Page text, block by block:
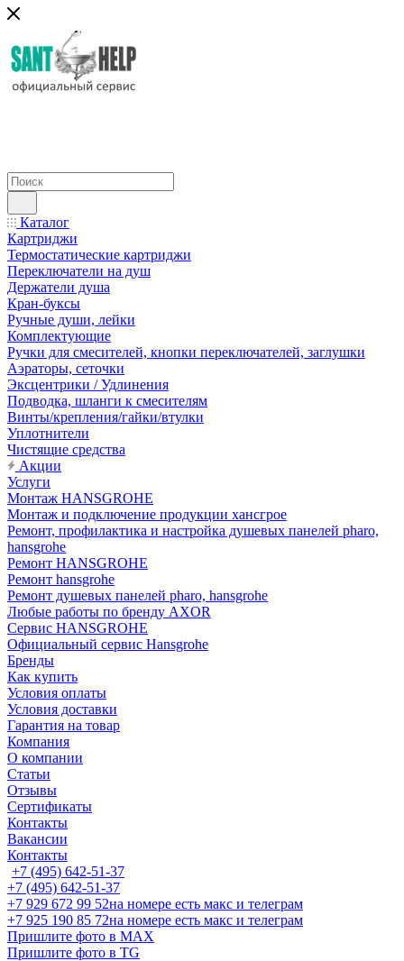
Каталог
Картриджи
Термостатические картриджи
Переключатели на душ
Держатели душа
Кран-буксы
Ручные души, лейки
Комплектующие
Ручки для смесителей, кнопки переключателей, заглушки
Аэраторы, сеточки
Эксцентрики / Удлинения
Подводка, шланги к смесителям
Винты/крепления/гайки/втулки
Уплотнители
Чистящие средства
Акции
Услуги
Монтаж HANSGROHE
Монтаж и подключение продукции хансгрое
Ремонт, профилактика и настройка душевых панелей pharo,
hansgrohe
Ремонт HANSGROHE
Ремонт hansgrohe
Ремонт душевых панелей pharo, hansgrohe
Любые работы по бренду AXOR
Сервис HANSGROHE
Официальный сервис Hansgrohe
Бренды
Как купить
Условия оплаты
Условия доставки
Гарантия на товар
Компания
О компании
Статьи
Отзывы
Сертификаты
Контакты
Вакансии
Контакты
+7 (495) 642-51-37
+7 (495) 642-51-37
+7 929 672 99 52на номере есть макс и телеграм
+7 925 190 85 72на номере есть макс и телеграм
Пришлите фото в MAX
Пришлите фото в TG